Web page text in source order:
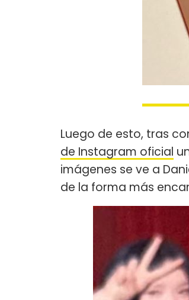
Luego de esto, tras
de Instagram oficial
imágenes se ve a
de la forma más